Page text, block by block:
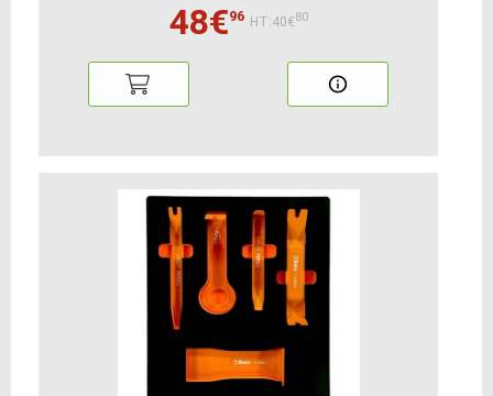
48€96 HT:40€80